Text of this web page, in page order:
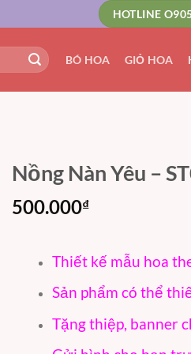
HOTLINE
BÓ HOA GIỎ HOA
Nồng Nàn Yêu –
500.000₫
Thiết kế mẫu hoa
Sản phẩm có thể
Tặng thiệp, banner